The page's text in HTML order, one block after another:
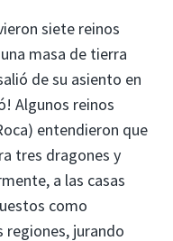
siete reinos
masa de tierra
de su asiento en
Algunos reinos
entendieron que
tres dragones y
a las casas
como
regiones, jurando